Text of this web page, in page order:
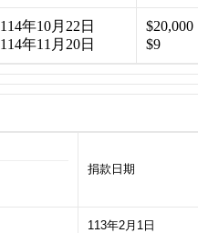
114年10月22日
114年11月20日
$20,000
$9
捐款日期
113年2月1日